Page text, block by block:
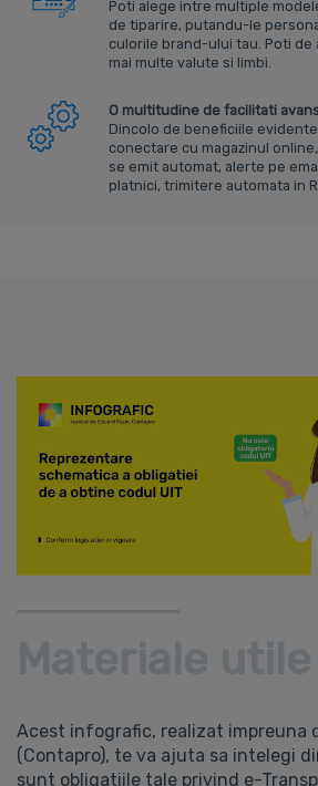
Poti alege intre multiple
de tiparire, putandu-le
culorile brand-ului tau. Poti de
mai multe valute si limbi.
O multitudine de facilitati
Dincolo de beneficiile
conectare cu magazinul
se emit automat, alerte pe
platnici, trimitere automata in
Acest infografic, realizat impreuna
(Contapro), te va ajuta sa intelegi
sunt obligatiile tale privind e-